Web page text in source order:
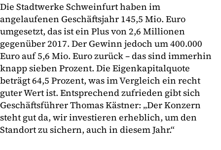
Die Stadtwerke Schweinfurt haben im
angelaufenen Geschäftsjahr 145,5 Mio. Euro
umgesetzt, das ist ein Plus von 2,6 Millionen
gegenüber 2017. Der Gewinn jedoch um 400.000
Euro auf 5,6 Mio. Euro zurück – das sind immerhin
knapp sieben Prozent. Die Eigenkapitalquote
beträgt 64,5 Prozent, was im Vergleich ein recht
guter Wert ist. Entsprechend zufrieden gibt sich
Geschäftsführer Thomas Kästner: „Der Konzern
steht gut da, wir investieren erheblich, um den
Standort zu sichern, auch in diesem Jahr.“